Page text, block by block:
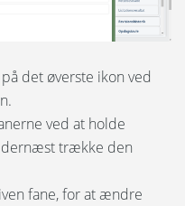
det øverste ikon ved
ved at holde
dernæst trække den
fane, for at ændre